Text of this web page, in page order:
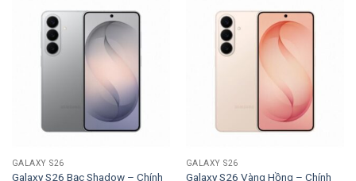
GALAXY S26
Galaxy S26 Bạc Shadow – Chính
GALAXY S26
Galaxy S26 Vàng Hồng – Chính